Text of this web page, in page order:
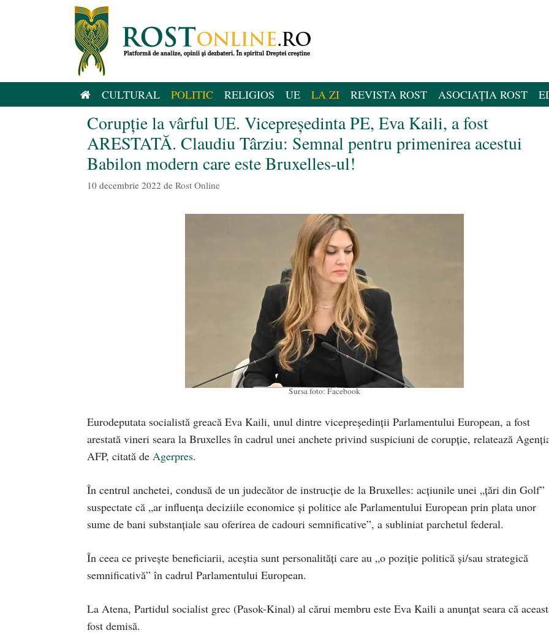
CULTURAL POLITIC RELIGIOS UE LA ZI REVISTA ROST ASOCIAȚIA ROST
Corupție la vârful UE. Vicepreședinta PE, Eva Kaili, a fost
ARESTATĂ. Claudiu Târziu: Semnal pentru primenirea acestui
Babilon modern care este Bruxelles-ul!
10 decembrie 2022 de Rost Online
Sursa foto: Facebook
Eurodeputata socialistă greacă Eva Kaili, unul dintre vicepreşedinţii Parlamentului European, a fost
arestată vineri seara la Bruxelles în cadrul unei anchete privind suspiciuni de corupţie, relatează
AFP, citată de Agerpres.
În centrul anchetei, condusă de un judecător de instrucţie de la Bruxelles: acţiunile unei „ţări din Golf”
suspectate că „ar influenţa deciziile economice şi politice ale Parlamentului European prin plata unor
sume de bani substanţiale sau oferirea de cadouri semnificative”, a subliniat parchetul federal.
În ceea ce priveşte beneficiarii, aceştia sunt personalităţi care au „o poziţie politică şi/sau strategică
semnificativă” în cadrul Parlamentului European.
La Atena, Partidul socialist grec (Pasok-Kinal) al cărui membru este Eva Kaili a anunţat seara că
fost demisă.